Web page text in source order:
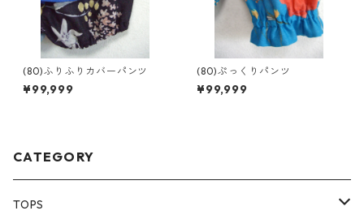
(80)ふりふりカバーパンツ
¥99,999
(80)ぷっくりパンツ
¥99,999
CATEGORY
TOPS